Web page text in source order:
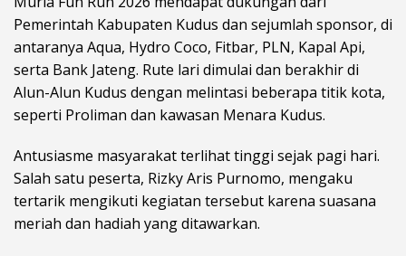
Pemerintah Kabupaten Kudus dan sejumlah sponsor, di
antaranya Aqua, Hydro Coco, Fitbar, PLN, Kapal Api,
serta Bank Jateng. Rute lari dimulai dan berakhir di
Alun-Alun Kudus dengan melintasi beberapa titik kota,
seperti Proliman dan kawasan Menara Kudus.
Antusiasme masyarakat terlihat tinggi sejak pagi hari.
Salah satu peserta, Rizky Aris Purnomo, mengaku
tertarik mengikuti kegiatan tersebut karena suasana
meriah dan hadiah yang ditawarkan.